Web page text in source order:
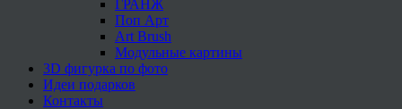
ГРАНЖ
Поп Арт
Art Brush
Модульные картины
3D фигурка по фото
Идеи подарков
Контакты